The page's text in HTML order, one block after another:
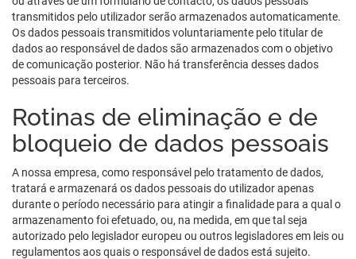
transmitidos pelo utilizador serão armazenados automaticamente.
Os dados pessoais transmitidos voluntariamente pelo titular de
dados ao responsável de dados são armazenados com o objetivo
de comunicação posterior. Não há transferência desses dados
pessoais para terceiros.
Rotinas de eliminação e de
bloqueio de dados pessoais
A nossa empresa, como responsável pelo tratamento de dados,
tratará e armazenará os dados pessoais do utilizador apenas
durante o período necessário para atingir a finalidade para a qual o
armazenamento foi efetuado, ou, na medida, em que tal seja
autorizado pelo legislador europeu ou outros legisladores em leis ou
regulamentos aos quais o responsável de dados está sujeito.